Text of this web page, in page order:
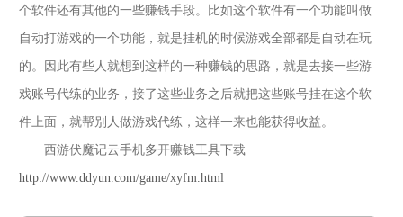
个软件还有其他的一些赚钱手段。比如这个软件有一个功能叫做
自动打游戏的一个功能，就是挂机的时候游戏全部都是自动在玩
的。因此有些人就想到这样的一种赚钱的思路，就是去接一些游
戏账号代练的业务，接了这些业务之后就把这些账号挂在这个软
件上面，就帮别人做游戏代练，这样一来也能获得收益。
西游伏魔记云手机多开赚钱工具下载
http://www.ddyun.com/game/xyfm.html